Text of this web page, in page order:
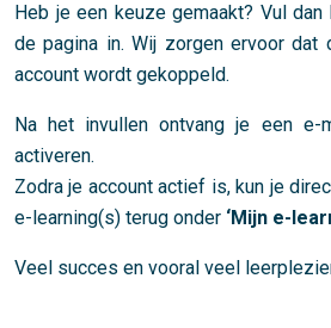
Heb je een keuze gemaakt? Vul
de pagina in. Wij zorgen ervoor dat
account wordt gekoppeld.
Na het invullen ontvang je een
activeren.
Zodra je account actief is, kun je
e-learning(s) terug onder ‘Mijn e-
Veel succes en vooral veel